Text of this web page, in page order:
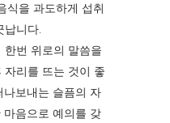
식을 과도하게 섭취
니다.
한번 위로의 말씀을
자리를 뜨는 것이 좋
나보내는 슬픔의 자
마음으로 예의를 갖